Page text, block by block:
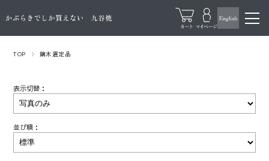
TOP 鏑木選定品
表示切替：
並び順：